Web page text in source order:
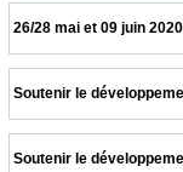
26/28 mai et 09 juin
Soutenir le
Soutenir le